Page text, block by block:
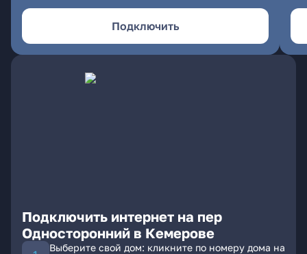
Подключить
Подключить интернет на пер
Односторонний в Кемерове
Выберите свой дом: кликните по номеру дома на